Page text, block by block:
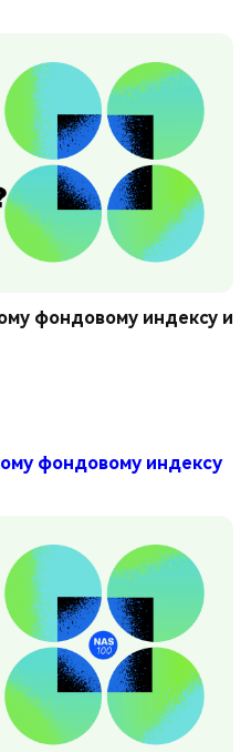
фондовому индексу и
фондовому индексу